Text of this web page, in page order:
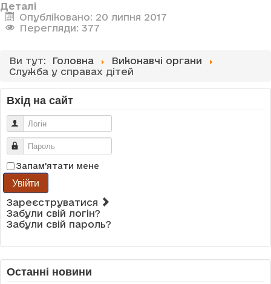
Деталі
Опубліковано: 20 липня 2017
Перегляди: 377
Ви тут: Головна
Виконавчі органи
Служба у справах дітей
Вхід на сайт
Логін
Пароль
Запам'ятати мене
Увійти
Зареєструватися
Забули свій логін?
Забули свій пароль?
Останні новини